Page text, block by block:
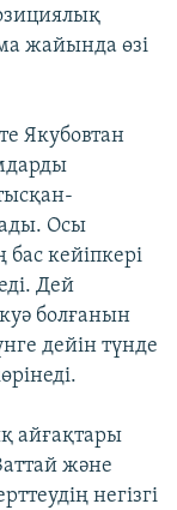
жайында өзі
Якубовтан
Осы
кейіпкері
Дей
болғанын
дейін түнде
айғақтары
және
негізгі